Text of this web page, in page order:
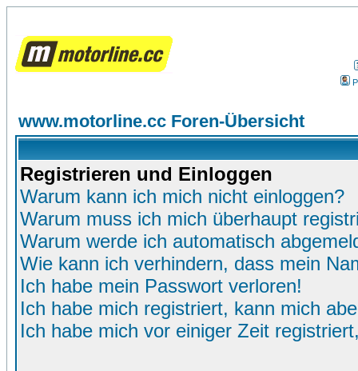
www.motorline.cc Foren-Übersicht
Registrieren und Einloggen
Warum kann ich mich nicht einloggen?
Warum muss ich mich überhaupt
Warum werde ich automatisch
Wie kann ich verhindern, dass mein
Ich habe mein Passwort verloren!
Ich habe mich registriert, kann mich
Ich habe mich vor einiger Zeit